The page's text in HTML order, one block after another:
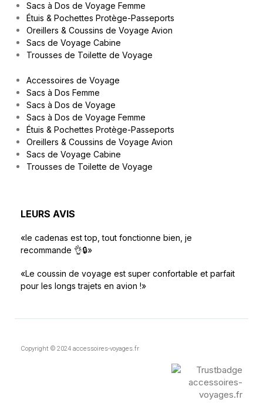
Sacs à Dos de Voyage Femme
Étuis & Pochettes Protège-Passeports
Oreillers & Coussins de Voyage Avion
Sacs de Voyage Cabine
Trousses de Toilette de Voyage
Accessoires de Voyage
Sacs à Dos Femme
Sacs à Dos de Voyage
Sacs à Dos de Voyage Femme
Étuis & Pochettes Protège-Passeports
Oreillers & Coussins de Voyage Avion
Sacs de Voyage Cabine
Trousses de Toilette de Voyage
LEURS AVIS
«le cadenas est top, tout fonctionne bien, je
recommande 👌🔒»
«Le coussin de voyage est super confortable et parfait
pour les longs trajets en avion !»
Copyright © 2024 accessoires-voyages.fr